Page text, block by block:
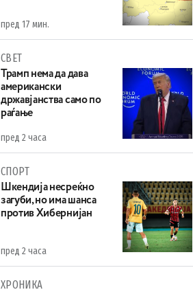
пред 17 мин.
СВЕТ
Трамп нема да дава
американски
државјанства само по
раѓање
пред 2 часа
СПОРТ
Шкендија несреќно
загуби, но има шанса
против Хибернијан
пред 2 часа
ХРОНИКА